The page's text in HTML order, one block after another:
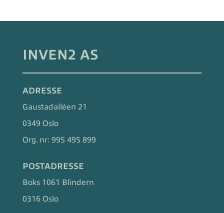
INVEN2 AS
ADRESSE
Gaustadalléen 21
0349 Oslo
Org. nr: 995 495 899
POSTADRESSE
Boks 1061 Blindern
0316 Oslo